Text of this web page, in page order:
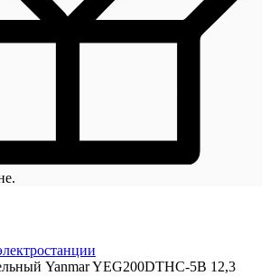
Yanmar YEG200DTHC-5B 12,3